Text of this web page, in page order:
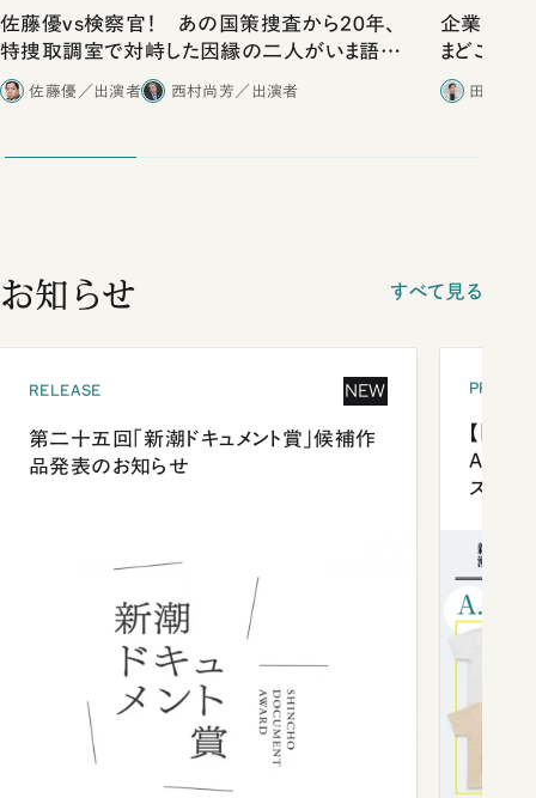
佐藤優vs検察官！ あの国策捜査から20年、
特捜取調室で対峙した因縁の二人がいま語り
合ったこと
佐藤優／出演者 西村尚芳／出演者
企業だけ
まどこに
田内学
お知らせ すべて見る
RELEASE NEW
第二十五回「新潮ドキュメント賞」候補作
品発表のお知らせ
【「新
ズプレ